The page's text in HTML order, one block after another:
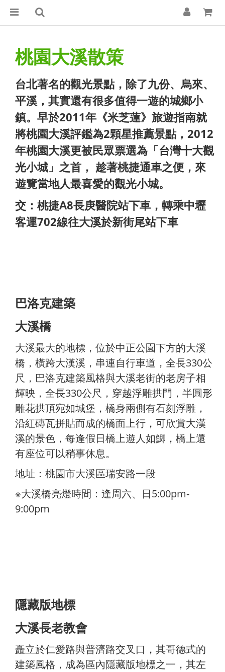
桃園大溪散策
台北著名的觀光景點，除了九份、烏來、
平溪，其實還有很多值得一遊的城鄉小
鎮。早於2011年《米芝蓮》旅遊指南就
將桃園大溪評鑑為2顆星推薦景點，2012
年桃園大溪更被民眾票選為「台灣十大觀
光小城」之首， 趁著桃捷通車之便，來
遊覽當地人最喜愛的觀光小城。
交：桃捷A8長庚醫院站下車，轉乘中壢
客運702線往大溪於新街尾站下車
巴洛克建築
大溪橋
大溪最大的地標，位於中正公園下方的大溪
橋，橫跨大漢溪，串連自行車道，全長330公
尺，巴洛克建築風格與大溪老街的老房子相
輝映，全長330公尺，穿越浮雕拱門，半圓形
雕花拱頂宛如城堡，橋身兩側有石刻浮雕，
沿紅磚瓦拼貼而成的橋面上行，可欣賞大漢
溪的景色，每逢假日橋上遊人如鯽，橋上還
有座位可以稍事休息。
地址：桃園市大溪區瑞安路一段
※大溪橋亮燈時間：逢周六、日5:00pm-
9:00pm
隱藏版地標
大溪長老教會
矗立於仁愛路與普濟路交叉口，其哥德式的
建築風格，成為區內隱藏版地標之一，其左